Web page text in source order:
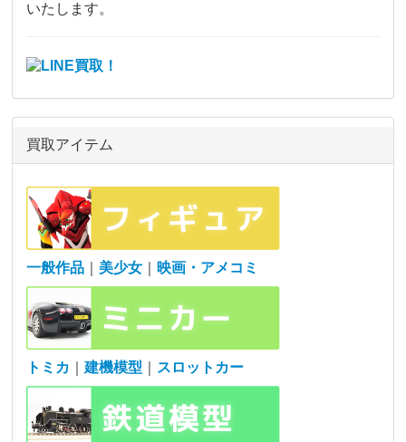
いたします。
買取アイテム
一般作品 美少女 映画・アメコミ
トミカ ｜建機模型 スロットカー